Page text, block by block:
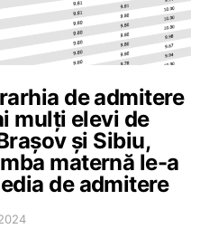
de admitere
mulți elevi de
și Sibiu,
maternă le-a
de admitere